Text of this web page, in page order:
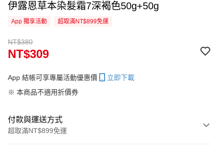
伊露恩草本染髮霜7深褐色50g+50g
App 獨享活動 超取滿NT$899免運
NT$380
NT$309
App 結帳可享專屬活動優惠價
立即下載
※ 本商品不適用折價券
付款與運送方式
超取滿NT$899免運